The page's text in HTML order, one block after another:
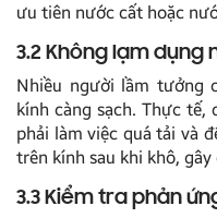
ưu tiên nước cất hoặc
3.2 Không lạm dụng
Nhiều người lầm tưởng
kính càng sạch. Thực tế,
phải làm việc quá tải và
trên kính sau khi khô,
3.3 Kiểm tra phản